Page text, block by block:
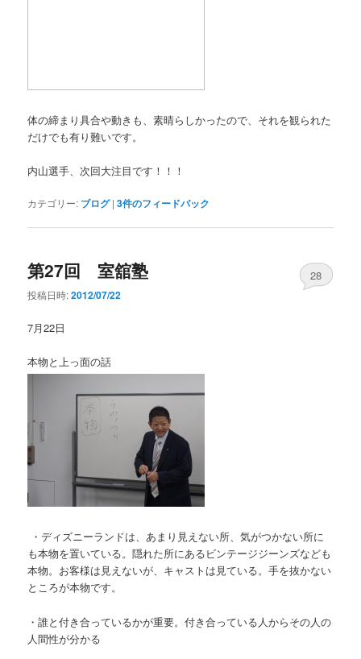
体の締まり具合や動きも、素晴らしかったので、それを観られた
だけでも有り難いです。
内山選手、次回大注目です！！！
カテゴリー: ブログ |3件のフィードバック
第27回 室舘塾
投稿日時:2012/07/22
28
7月22日
本物と上っ面の話
・ディズニーランドは、あまり見えない所、気がつかない所に
も本物を置いている。隠れた所にあるビンテージジーンズなども
本物。お客様は見えないが、キャストは見ている。手を抜かない
ところが本物です。
・誰と付き合っているかが重要。付き合っている人からその人の
人間性が分かる